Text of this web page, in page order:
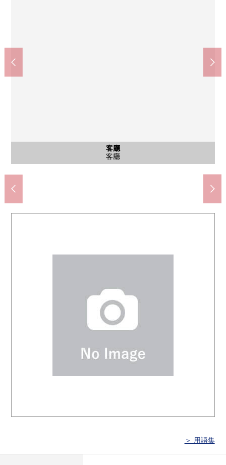
客廳
客廳
外觀
外觀
陽台
陽台
客廳
客廳
客廳
客廳
客廳
客廳
廚房
廚房
公共汽車
公共汽車
洗臉
洗臉
廁所
廁所
西式房間
西式房間
西式房間
西式房間
西式房間
西式房間
門口
門口
室內
走廊
院子
專用門
停車場
停車場
富士見坂(約30m)
玉川高島屋S·C(約2100m)
全家便利店鐮田水神橋店(約320m)
世田谷區立砧南小學(約650m)
世田谷區立砧南中學校(約550m)
東京都立砧公園(約550m)
＞ 用語集